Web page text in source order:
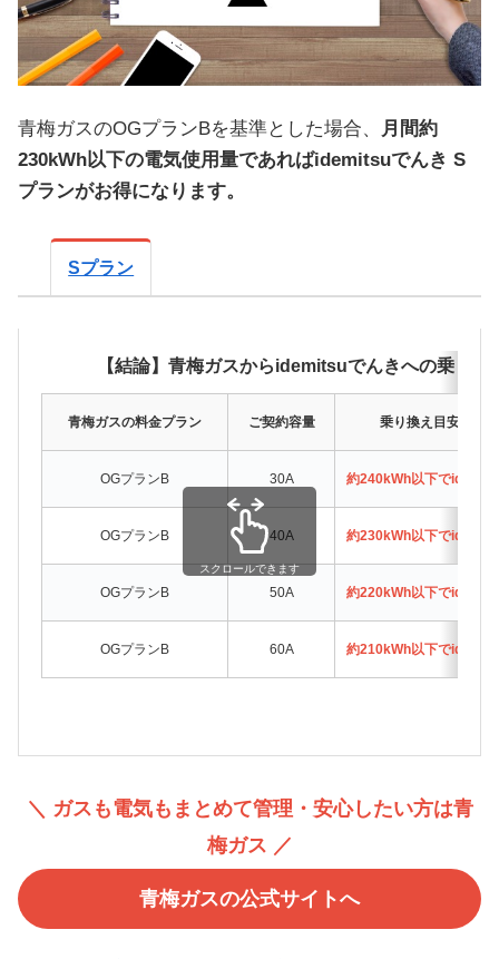
青梅ガスのOGプランBを基準とした場合、
月間約
230kWh以下の電気使用量であればidemitsuでんき S
プランがお得になります。
Sプラン
【結論】青梅ガスからidemitsuでんきへの乗り換
青梅ガスの料金プラン ご契約容量 乗り換え目安（月
OGプランB 30A 約240kWh以下で
OGプランB 40A 約230kWh以下で
OGプランB 50A 約220kWh以下で
OGプランB 60A 約210kWh以下で
スクロールできます
＼ ガスも電気もまとめて管理・安心したい方は青
梅ガス ／
青梅ガスの公式サイトへ